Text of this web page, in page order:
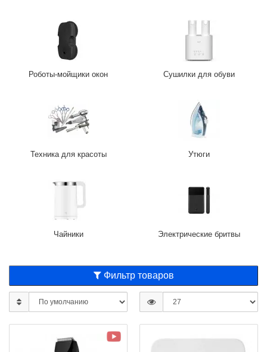
Роботы-мойщики окон Сушилки для обуви
Техника для красоты Утюги
Чайники Электрические бритвы
Фильтр товаров